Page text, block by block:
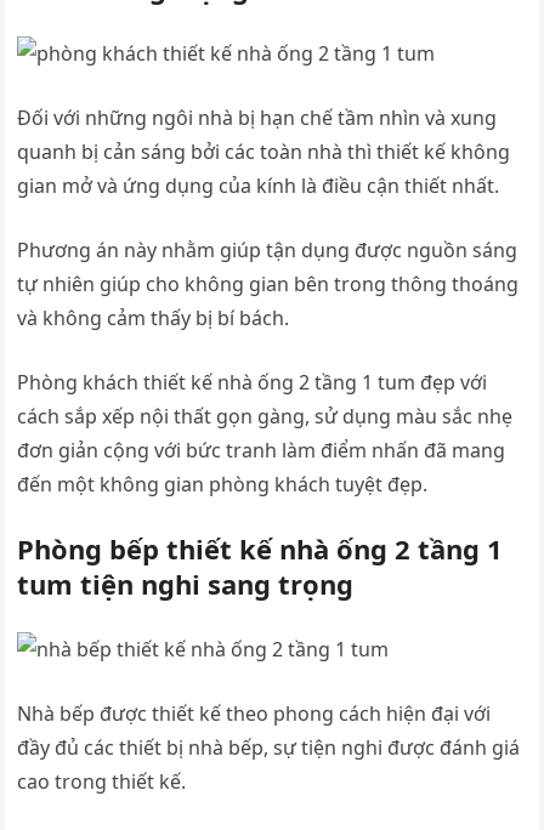
Đối với những ngôi nhà bị hạn chế tầm nhìn và xung
quanh bị cản sáng bởi các toàn nhà thì thiết kế không
gian mở và ứng dụng của kính là điều cận thiết nhất.
Phương án này nhằm giúp tận dụng được nguồn sáng
tự nhiên giúp cho không gian bên trong thông thoáng
và không cảm thấy bị bí bách.
Phòng khách thiết kế nhà ống 2 tầng 1 tum đẹp với
cách sắp xếp nội thất gọn gàng, sử dụng màu sắc nhẹ
đơn giản cộng với bức tranh làm điểm nhấn đã mang
đến một không gian phòng khách tuyệt đẹp.
Phòng bếp thiết kế nhà ống 2 tầng 1
tum tiện nghi sang trọng
Nhà bếp được thiết kế theo phong cách hiện đại với
đầy đủ các thiết bị nhà bếp, sự tiện nghi được đánh giá
cao trong thiết kế.